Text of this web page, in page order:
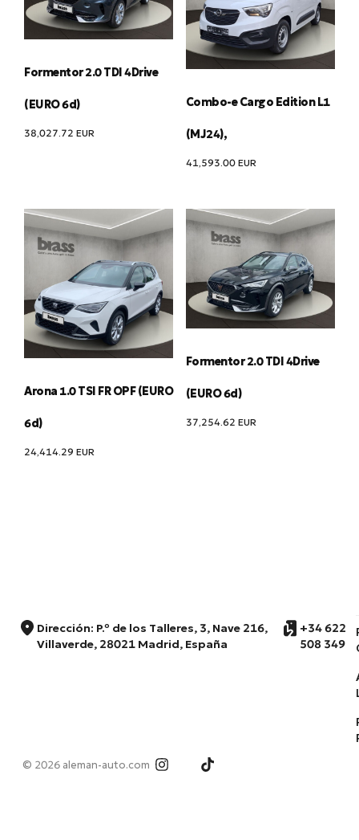
Formentor 2.0 TDI 4Drive
(EURO 6d)
38,027.72 EUR
Combo-e Cargo Edition L1
(MJ24),
41,593.00 EUR
Arona 1.0 TSI FR OPF (EURO
6d)
24,414.29 EUR
Formentor 2.0 TDI 4Drive
(EURO 6d)
37,254.62 EUR
Dirección: P.º de los Talleres, 3, Nave 216,
Villaverde, 28021 Madrid, España
+34 622
508 349
© 2026 aleman-auto.com